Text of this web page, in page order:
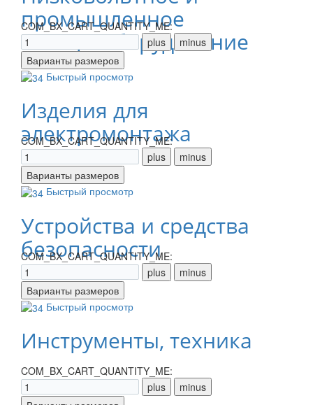
промышленное
электрооборудование
COM_BX_CART_QUANTITY_ME:
Быстрый просмотр
Изделия для
электромонтажа
COM_BX_CART_QUANTITY_ME:
Быстрый просмотр
Устройства и средства
безопасности
COM_BX_CART_QUANTITY_ME:
Быстрый просмотр
Инструменты, техника
COM_BX_CART_QUANTITY_ME: